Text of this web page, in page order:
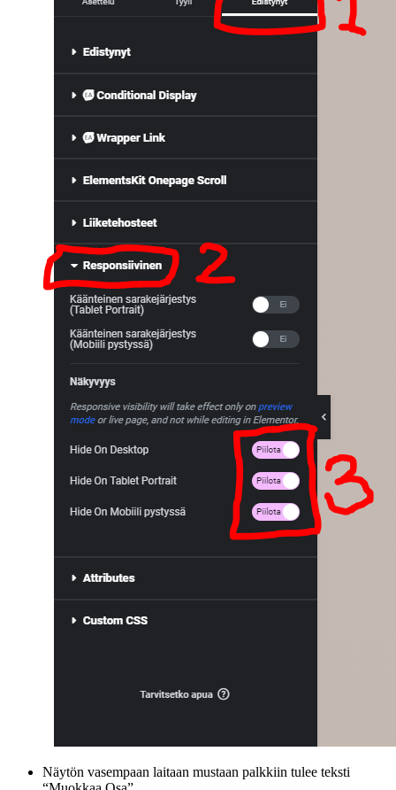
Näytön vasempaan laitaan mustaan palkkiin tulee teksti